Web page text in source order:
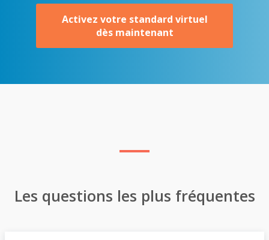
Activez votre standard virtuel
dès maintenant
Les questions les plus fréquentes